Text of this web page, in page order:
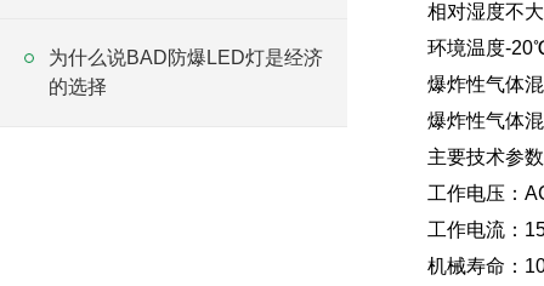
为什么说BAD防爆LED灯是经济
的选择
相对湿度不
环境温度-
爆炸性气体
爆炸性气体
主要技术参数
工作电压：
工作电流：
机械寿命：